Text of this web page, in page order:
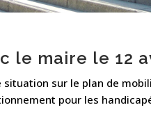
le maire le 12
sur le plan de
pour les